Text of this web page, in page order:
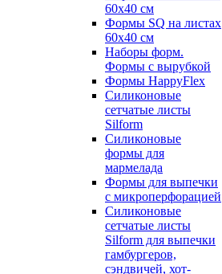
60х40 см
Формы SQ на листах
60х40 см
Наборы форм.
Формы с вырубкой
Формы HappyFlex
Силиконовые
сетчатые листы
Silform
Силиконовые
формы для
мармелада
Формы для выпечки
с микроперфорацией
Силиконовые
сетчатые листы
Silform для выпечки
гамбургеров,
сэндвичей, хот-